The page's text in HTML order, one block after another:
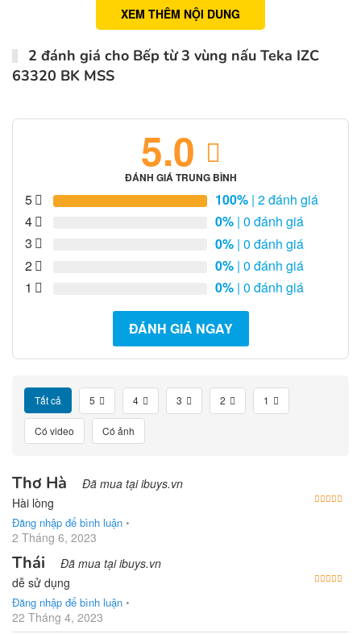
XEM THÊM NỘI DUNG
2 đánh giá cho Bếp từ 3 vùng nấu Teka IZC
63320 BK MSS
5.0
ĐÁNH GIÁ TRUNG BÌNH
5 100% | 2 đánh giá
4
0% | 0 đánh giá
3
0% | 0 đánh giá
2
0% | 0 đánh giá
1
0% | 0 đánh giá
ĐÁNH GIÁ NGAY
Tất cả 5 4 3 2 1
Có video Có ảnh
Thơ Hà Đã mua tại ibuys.vn
Hài lòng
Đăng nhập để bình luận •
2 Tháng 6, 2023
Thái Đã mua tại ibuys.vn
dễ sử dụng
Đăng nhập để bình luận •
22 Tháng 4, 2023